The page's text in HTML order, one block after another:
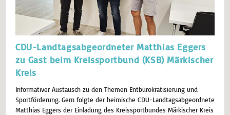
CDU-Landtagsabgeordneter Matthias Eggers
zu Gast beim Kreissportbund (KSB) Märkischer
Kreis
Informativer Austausch zu den Themen Entbürokratisierung und
Sportförderung. Gern folgte der heimische CDU-Landtagsabgeordnete
Matthias Eggers der Einladung des Kreissportbundes Märkischer Kreis